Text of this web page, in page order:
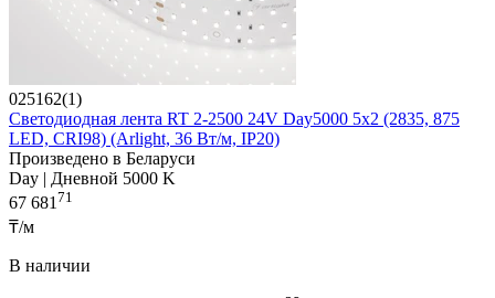
025162(1)
Светодиодная лента RT 2-2500 24V Day5000 5x2 (2835, 875
LED, CRI98) (Arlight, 36 Вт/м, IP20)
Произведено в Беларуси
Day | Дневной 5000 K
67 68171
₸/м
В наличии